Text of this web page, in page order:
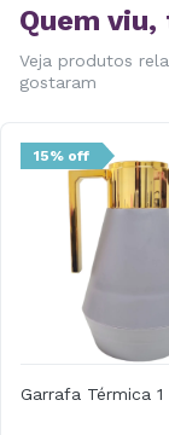
Quem
Veja produtos
gostaram
15% off
Garrafa Térmica 1